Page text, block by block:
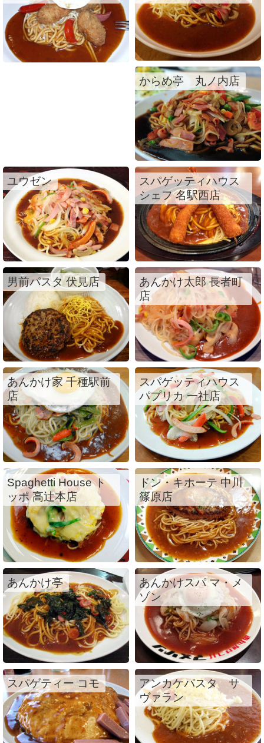
からめ亭 丸ノ内店
ユウゼン
スパゲッティハウス
シェフ 名駅西店
男前パスタ 伏見店
あんかけ太郎 長者町
店
あんかけ家 千種駅前
店
スパゲッティハウス
パプリカ 一社店
Spaghetti House ト
ッポ 高辻本店
ドン・キホーテ 中川
篠原店
あんかけ亭
あんかけスパ マ・メ
ゾン
スパゲティー コモ
アンカケパスタ サ
ヴァラン